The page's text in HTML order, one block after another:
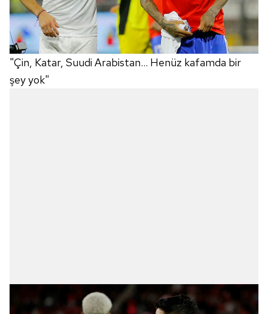
"Çin, Katar, Suudi Arabistan… Henüz kafamda bir
şey yok"